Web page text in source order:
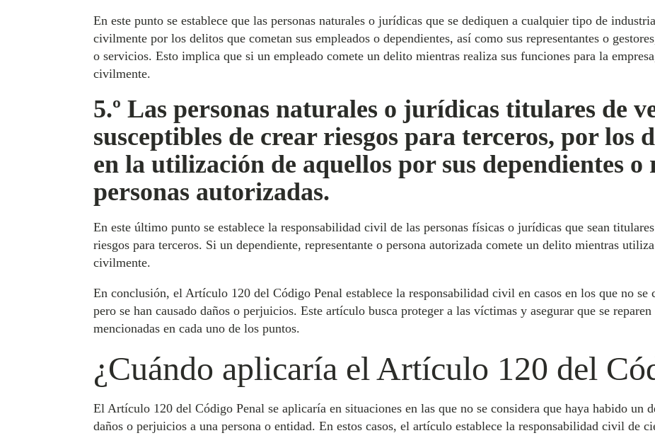
En este punto se establece que las personas naturales o jurídicas que se dediquen a cualquier tipo de
civilmente por los delitos que cometan sus empleados o dependientes, así como sus representantes o
o servicios. Esto implica que si un empleado comete un delito mientras realiza sus funciones para la
civilmente.
5.º Las personas naturales o jurídicas titulares de
susceptibles de crear riesgos para terceros, por los
en la utilización de aquellos por sus dependientes o
personas autorizadas.
En este último punto se establece la responsabilidad civil de las personas físicas o jurídicas que sean
riesgos para terceros. Si un dependiente, representante o persona autorizada comete un delito mientras
civilmente.
En conclusión, el Artículo 120 del Código Penal establece la responsabilidad civil en casos en los que no se
pero se han causado daños o perjuicios. Este artículo busca proteger a las víctimas y asegurar que se
mencionadas en cada uno de los puntos.
¿Cuándo aplicaría el Artículo 120 del
El Artículo 120 del Código Penal se aplicaría en situaciones en las que no se considera que haya habido un
daños o perjuicios a una persona o entidad. En estos casos, el artículo establece la responsabilidad civil de